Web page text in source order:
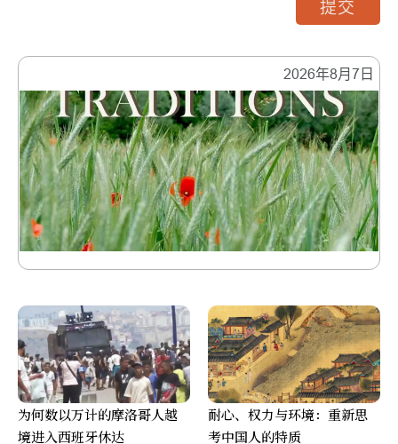
2026年8月7日
提交
为何数以万计的摩洛哥人越
境进入西班牙休达
耐心、权力与环境：重新思
考中国人的特质